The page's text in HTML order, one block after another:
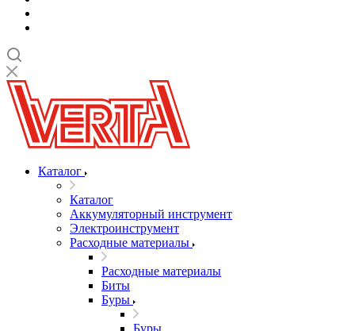
Каталог
Каталог
Аккумуляторный инструмент
Электроинструмент
Расходные материалы
Расходные материалы
Биты
Буры
Буры